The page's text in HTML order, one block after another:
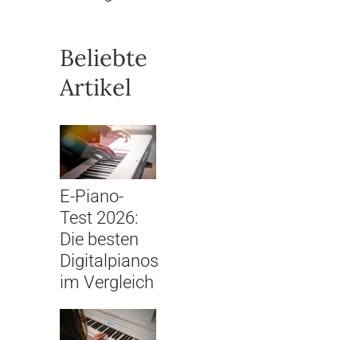
Beliebte
Artikel
E-Piano-
Test 2026:
Die besten
Digitalpianos
im Vergleich